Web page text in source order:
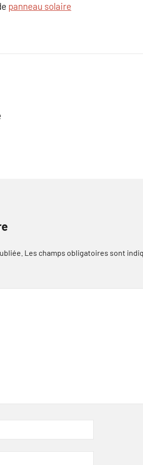
panneau solaire
Les champs obligatoires sont